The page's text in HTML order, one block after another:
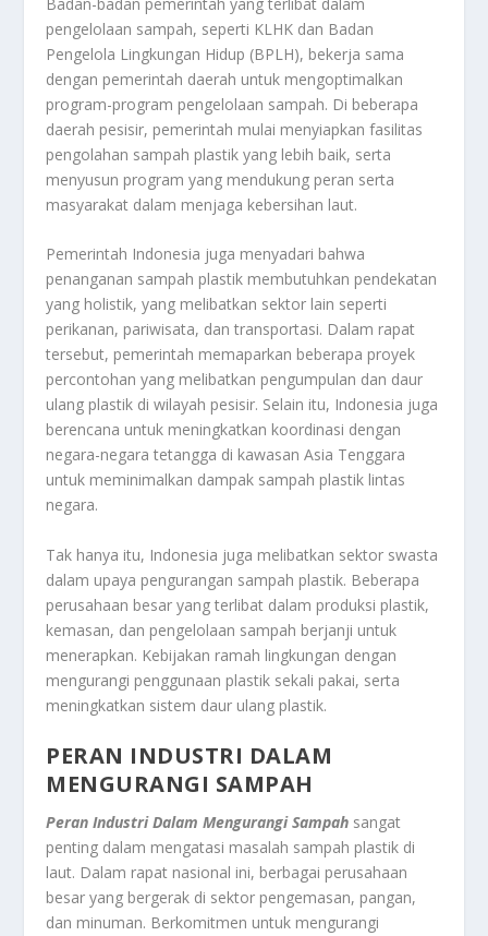
pengelolaan sampah, seperti KLHK dan Badan
Pengelola Lingkungan Hidup (BPLH), bekerja sama
dengan pemerintah daerah untuk mengoptimalkan
program-program pengelolaan sampah. Di beberapa
daerah pesisir, pemerintah mulai menyiapkan fasilitas
pengolahan sampah plastik yang lebih baik, serta
menyusun program yang mendukung peran serta
masyarakat dalam menjaga kebersihan laut.
Pemerintah Indonesia juga menyadari bahwa
penanganan sampah plastik membutuhkan pendekatan
yang holistik, yang melibatkan sektor lain seperti
perikanan, pariwisata, dan transportasi. Dalam rapat
tersebut, pemerintah memaparkan beberapa proyek
percontohan yang melibatkan pengumpulan dan daur
ulang plastik di wilayah pesisir. Selain itu, Indonesia juga
berencana untuk meningkatkan koordinasi dengan
negara-negara tetangga di kawasan Asia Tenggara
untuk meminimalkan dampak sampah plastik lintas
negara.
Tak hanya itu, Indonesia juga melibatkan sektor swasta
dalam upaya pengurangan sampah plastik. Beberapa
perusahaan besar yang terlibat dalam produksi plastik,
kemasan, dan pengelolaan sampah berjanji untuk
menerapkan. Kebijakan ramah lingkungan dengan
mengurangi penggunaan plastik sekali pakai, serta
meningkatkan sistem daur ulang plastik.
PERAN INDUSTRI DALAM
MENGURANGI SAMPAH
Peran Industri Dalam Mengurangi Sampah sangat
penting dalam mengatasi masalah sampah plastik di
laut. Dalam rapat nasional ini, berbagai perusahaan
besar yang bergerak di sektor pengemasan, pangan,
dan minuman. Berkomitmen untuk mengurangi